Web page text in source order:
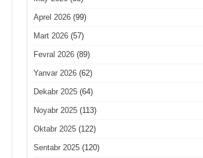
Aprel 2026(99)
Mart 2026(57)
Fevral 2026(89)
Yanvar 2026(62)
Dekabr 2025(64)
Noyabr 2025(113)
Oktabr 2025(122)
Sentabr 2025(120)